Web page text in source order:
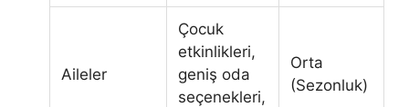
Aileler
Çocuk
etkinlikleri,
geniş oda
seçenekleri,
Orta
(Sezonluk)